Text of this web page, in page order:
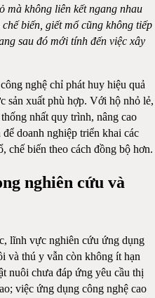
mà không liên kết ngang nhau
biến, giết mổ cũng không tiếp
sau đó mới tính đến việc xây
nghệ chỉ phát huy hiệu quả
sản xuất phù hợp. Với hộ nhỏ lẻ,
nhất quy trình, nâng cao
doanh nghiệp triển khai các
chế biến theo cách đồng bộ hơn.
nghiên cứu và
lĩnh vực nghiên cứu ứng dụng
và thú y vẫn còn không ít hạn
nuôi chưa đáp ứng yêu cầu thị
việc ứng dụng công nghệ cao